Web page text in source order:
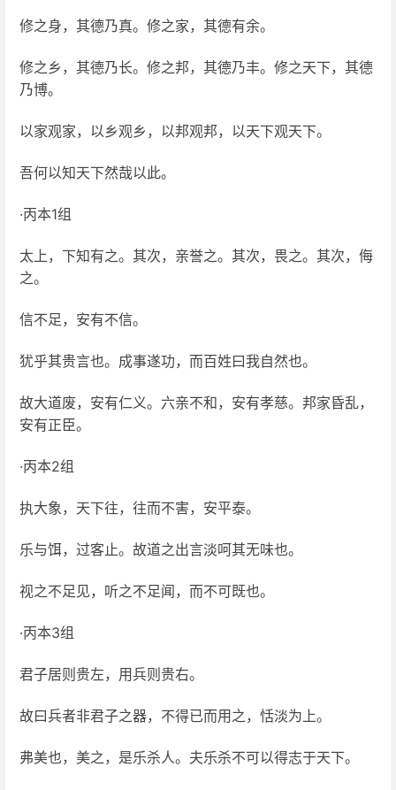
修之身，其德乃真。修之家，其德有余。
修之乡，其德乃长。修之邦，其德乃丰。修之天下，其德
乃博。
以家观家，以乡观乡，以邦观邦，以天下观天下。
吾何以知天下然哉以此。
·丙本1组
太上，下知有之。其次，亲誉之。其次，畏之。其次，侮
之。
信不足，安有不信。
犹乎其贵言也。成事遂功，而百姓曰我自然也。
故大道废，安有仁义。六亲不和，安有孝慈。邦家昏乱，
安有正臣。
·丙本2组
执大象，天下往，往而不害，安平泰。
乐与饵，过客止。故道之出言淡呵其无味也。
视之不足见，听之不足闻，而不可既也。
·丙本3组
君子居则贵左，用兵则贵右。
故曰兵者非君子之器，不得已而用之，恬淡为上。
弗美也，美之，是乐杀人。夫乐杀不可以得志于天下。